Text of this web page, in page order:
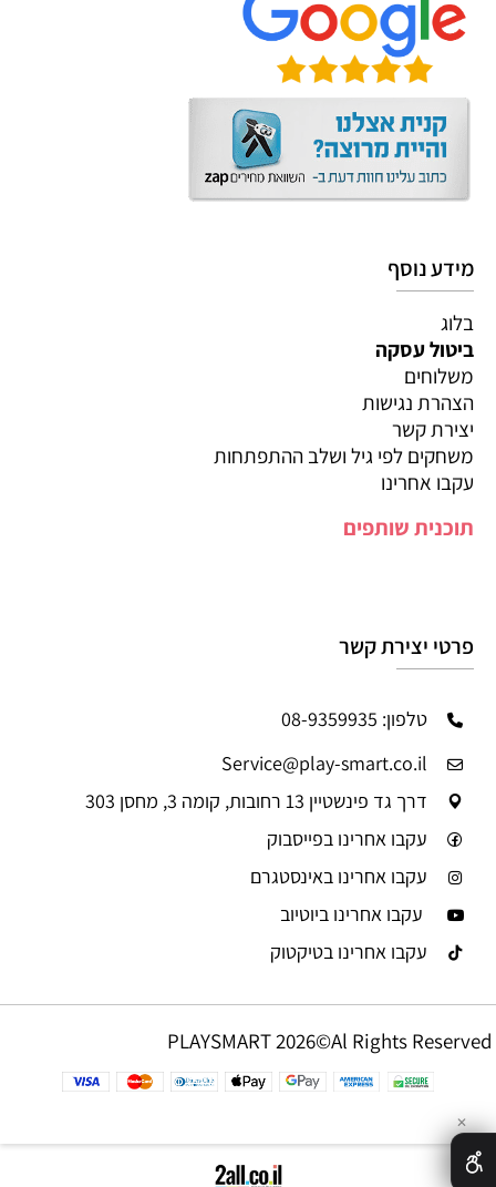
מידע נוסף
בלוג
ביטול עסקה
משלוחים
הצהרת נגישות
יצירת קשר
משחקים לפי גיל ושלב ההתפתחות
עקבו אחרינו
תוכנית שותפים
פרטי יצירת קשר
טלפון: 08-9359935
Service@play-smart.co.il
דרך גד פינשטיין 13 רחובות, קומה 3, מחסן 303
עקבו אחרינו בפייסבוק
עקבו אחרינו באינסטגרם
עקבו אחרינו ביוטיוב
עקבו אחרינו בטיקטוק
PLAYSMART 2026©Al Rights Reserved
✕